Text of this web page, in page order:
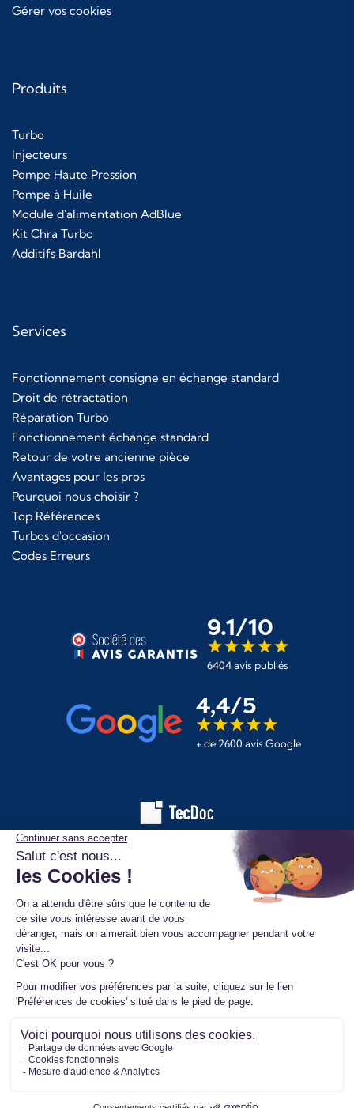
Gérer vos cookies
Produits
Turbo
Injecteurs
Pompe Haute Pression
Pompe à Huile
Module d'alimentation AdBlue
Kit Chra Turbo
Additifs Bardahl
Services
Fonctionnement consigne en échange standard
Droit de rétractation
Réparation Turbo
Fonctionnement échange standard
Retour de votre ancienne pièce
Avantages pour les pros
Pourquoi nous choisir ?
Top Références
Turbos d'occasion
Codes Erreurs
9.1/10
6404 avis publiés
4,4/5
+ de 2600 avis Google
Les informations affichées sur ce site de pièces automobiles
proviennent de la base de données TecDoc. Elles sont protégées
par le droit d’auteur et ne peuvent en aucun cas être copiées,
reproduites, utilisées ou diffusées sans l’autorisation préalable de
TecAlliance. Toute utilisation non autorisée constitue une infraction
et pourra faire l’objet de poursuites.
Mentions légales
Conditions générales de vente